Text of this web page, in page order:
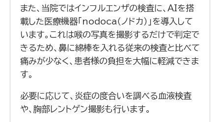
また、当院ではインフルエンザの検査に、AIを搭
載した医療機器「nodoca（ノドカ）」を導入して
います。これは喉の写真を撮影するだけで判定で
きるため、鼻に綿棒を入れる従来の検査と比べて
痛みが少なく、患者様の負担を大幅に軽減できま
す。
必要に応じて、炎症の度合いを調べる血液検査
や、胸部レントゲン撮影も行います。